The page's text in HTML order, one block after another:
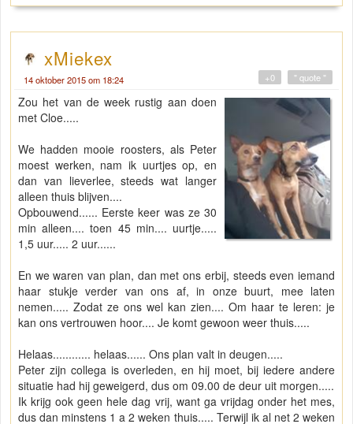
xMiekex
14 oktober 2015 om 18:24 " quote "
+0
Zou het van de week rustig aan doen
met Cloe.....
We hadden mooie roosters, als Peter
moest werken, nam ik uurtjes op, en
dan van lieverlee, steeds wat langer
alleen thuis blijven....
Opbouwend...... Eerste keer was ze 30
min alleen.... toen 45 min.... uurtje.....
1,5 uur..... 2 uur......
En we waren van plan, dan met ons erbij, steeds even iemand
haar stukje verder van ons af, in onze buurt, mee laten
nemen..... Zodat ze ons wel kan zien.... Om haar te leren: je
kan ons vertrouwen hoor.... Je komt gewoon weer thuis.....
Helaas............ helaas...... Ons plan valt in deugen.....
Peter zijn collega is overleden, en hij moet, bij iedere andere
situatie had hij geweigerd, dus om 09.00 de deur uit morgen.....
Ik krijg ook geen hele dag vrij, want ga vrijdag onder het mes,
dus dan minstens 1 a 2 weken thuis..... Terwijl ik al net 2 weken